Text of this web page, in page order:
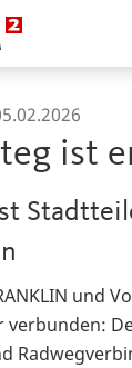
ist
und